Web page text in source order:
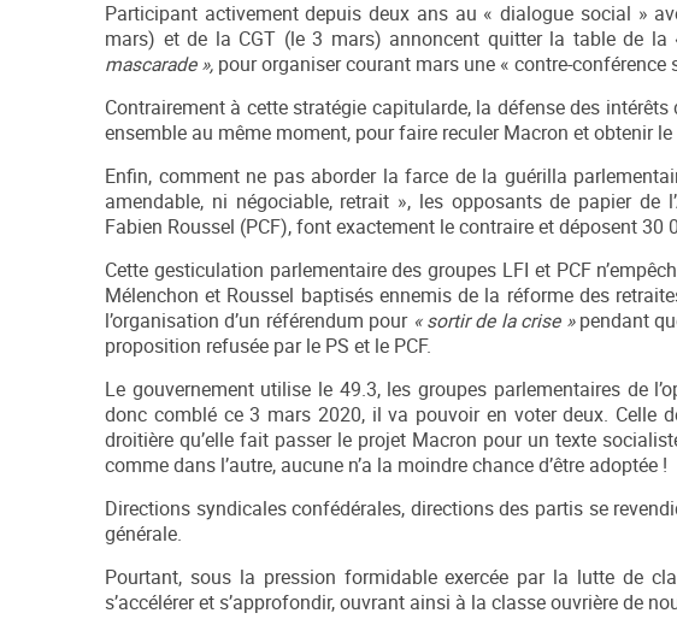
Participant activement depuis deux ans au « dialogue social »
mars) et de la CGT (le 3 mars) annoncent quitter la table de
mascarade», pour organiser courant mars une « contre-conférence
Contrairement à cette stratégie capitularde, la défense des
ensemble au même moment, pour faire reculer Macron et obtenir
Enfin, comment ne pas aborder la farce de la guérilla
amendable, ni négociable, retrait », les opposants de papier de
Fabien Roussel (PCF), font exactement le contraire et déposent 30
Cette gesticulation parlementaire des groupes LFI et PCF
Mélenchon et Roussel baptisés ennemis de la réforme des
l’organisation d’un référendum pour«sortir de la crise »pendant
proposition refusée par le PS et le PCF.
Le gouvernement utilise le 49.3, les groupes parlementaires de
donc comblé ce 3 mars 2020, il va pouvoir en voter deux. Celle
droitière qu’elle fait passer le projet Macron pour un texte
comme dans l’autre, aucune n’a la moindre chance d’être adoptée !
Directions syndicales confédérales, directions des partis se
générale.
Pourtant, sous la pression formidable exercée par la lutte de
s’accélérer et s’approfondir, ouvrant ainsi à la classe ouvrière de